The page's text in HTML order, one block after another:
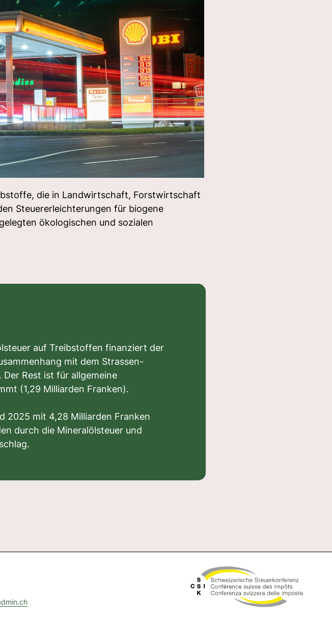
die in Landwirtschaft, Forstwirtschaft
Steuererleichterungen für biogene
ökologischen und sozialen
auf Treibstoffen finanziert der
mit dem Strassen-
Rest ist für allgemeine
(1,29 Milliarden Franken).
2025 mit 4,28 Milliarden Franken
durch die Mineralölsteuer und